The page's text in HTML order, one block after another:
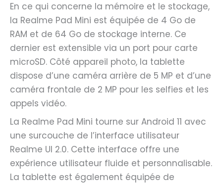
En ce qui concerne la mémoire et le stockage,
la Realme Pad Mini est équipée de 4 Go de
RAM et de 64 Go de stockage interne. Ce
dernier est extensible via un port pour carte
microSD. Côté appareil photo, la tablette
dispose d’une caméra arrière de 5 MP et d’une
caméra frontale de 2 MP pour les selfies et les
appels vidéo.
La Realme Pad Mini tourne sur Android 11 avec
une surcouche de l’interface utilisateur
Realme UI 2.0. Cette interface offre une
expérience utilisateur fluide et personnalisable.
La tablette est également équipée de